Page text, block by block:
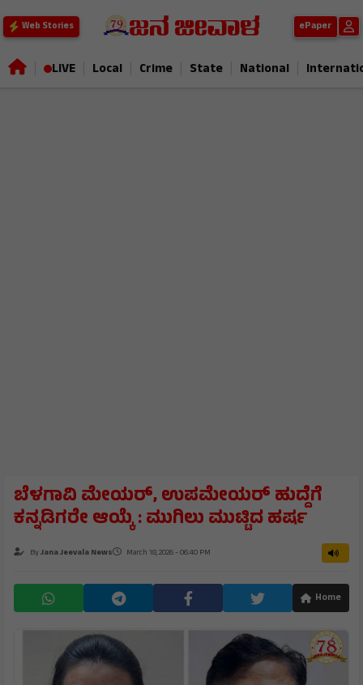
Web Stories ePaper
LIVE Local Crime State National
ಬೆಳಗಾವಿ ಮೇಯರ್, ಉಪಮೇಯರ್ ಹುದ್ದೆಗೆ
ಕನ್ನಡಿಗರೇ ಆಯ್ಕೆ : ಮುಗಿಲು ಮುಟ್ಟಿದ ಹರ್ಷ
ByJana Jeevala News March 18, 2026 - 06:40 PM
Home